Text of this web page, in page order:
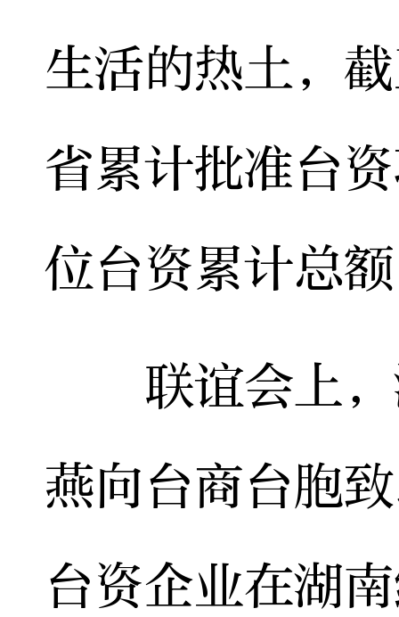
生活的热土，
省累计批准台
位台资累计总
联谊会上，
燕向台商台胞
台资企业在湖